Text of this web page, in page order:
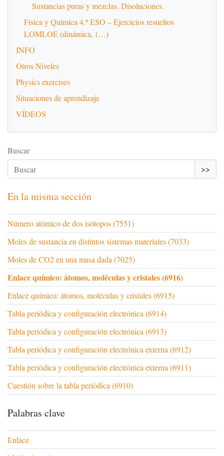
Sustancias puras y mezclas. Disoluciones.
Física y Química 4.º ESO – Ejercicios resueltos
LOMLOE (dinámica, (…)
INFO
Otros Niveles
Physics exercises
Situaciones de aprendizaje
VÍDEOS
Buscar
>>
En la misma sección
Número atómico de dos isótopos (7551)
Moles de sustancia en distintos sistemas materiales (7033)
Moles de CO2 en una masa dada (7025)
Enlace químico: átomos, moléculas y cristales (6916)
Enlace químico: átomos, moléculas y cristales (6915)
Tabla periódica y configuración electrónica (6914)
Tabla periódica y configuración electrónica (6913)
Tabla periódica y configuración electrónica externa (6912)
Tabla periódica y configuración electrónica externa (6911)
Cuestión sobre la tabla periódica (6910)
Palabras clave
Enlace